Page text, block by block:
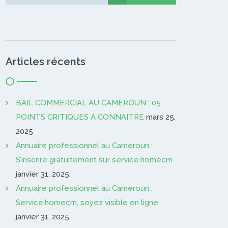
Articles récents
BAIL COMMERCIAL AU CAMEROUN : 05
POINTS CRITIQUES A CONNAITRE mars 25,
2025
Annuaire professionnel au Cameroun :
S’inscrire gratuitement sur service.homecm
janvier 31, 2025
Annuaire professionnel au Cameroun :
Service.homecm, soyez visible en ligne
janvier 31, 2025